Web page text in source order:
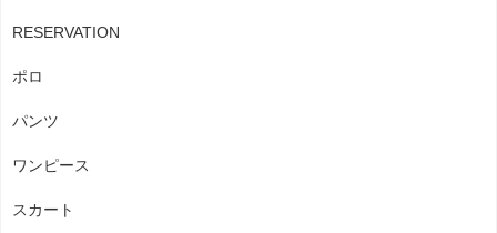
RESERVATION
ポロ
パンツ
ワンピース
スカート